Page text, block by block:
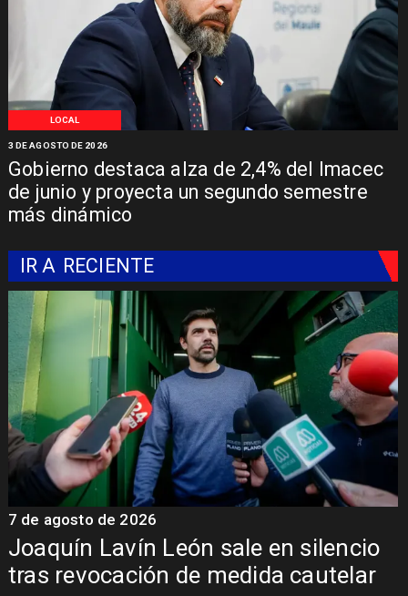
LOCAL
Gobierno destaca alza de 2,4% del Imacec
de junio y proyecta un segundo semestre
más dinámico
3 DE AGOSTO DE 2026
IR A RECIENTE
Lavín León sale en silencio
revocación de medida cautelar
de agosto de 2026